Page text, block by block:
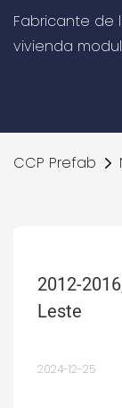
Fabricante de
vivienda
CCP Prefab
2012-
Leste
2024-12-25